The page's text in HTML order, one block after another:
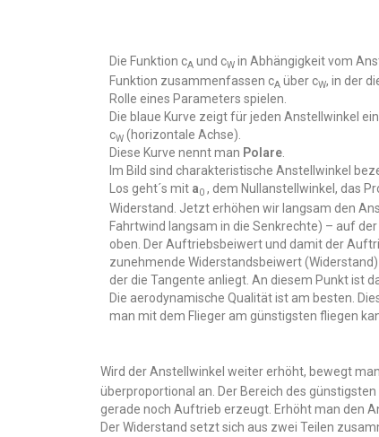
Die Funktion cA und cW in Abhängigkeit vom
Funktion zusammenfassen cA über cW, in der
Rolle eines Parameters spielen.
Die blaue Kurve zeigt für jeden Anstellwinkel
cW (horizontale Achse).
Diese Kurve nennt man Polare
Im Bild sind charakteristische Anstellwinkel
Los geht´s mit a0 , dem Nullanstellwinkel, das
Widerstand. Jetzt erhöhen wir langsam den
Fahrtwind langsam in die Senkrechte) – auf
oben. Der Auftriebsbeiwert und damit der
zunehmende Widerstandsbeiwert (Widerstand)
der die Tangente anliegt. An diesem Punkt ist
Die aerodynamische Qualität ist am besten.
man mit dem Flieger am günstigsten fliegen
Wird der Anstellwinkel weiter erhöht, bewegt
überproportional an. Der Bereich des
gerade noch Auftrieb erzeugt. Erhöht man den
Der Widerstand setzt sich aus zwei Teilen